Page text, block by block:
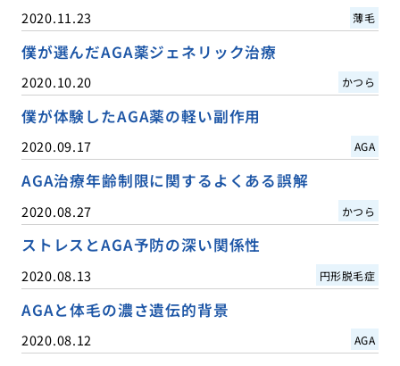
2020.11.23 薄毛
僕が選んだAGA薬ジェネリック治療
2020.10.20 かつら
僕が体験したAGA薬の軽い副作用
2020.09.17 AGA
AGA治療年齢制限に関するよくある誤解
2020.08.27 かつら
ストレスとAGA予防の深い関係性
2020.08.13 円形脱毛症
AGAと体毛の濃さ遺伝的背景
2020.08.12 AGA